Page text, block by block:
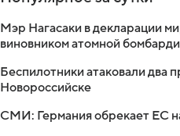
Мэр Нагасаки в декларации
виновником атомной
Беспилотники атаковали два
Новороссийске
СМИ: Германия обрекает ЕС